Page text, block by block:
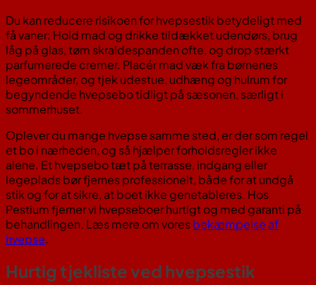
Du kan reducere risikoen for hvepsestik betydeligt med
få vaner: Hold mad og drikke tildækket udendørs, brug
låg på glas, tøm skraldespanden ofte, og drop stærkt
parfumerede cremer. Placér mad væk fra børnenes
legeområder, og tjek udestue, udhæng og hulrum for
begyndende hvepsebo tidligt på sæsonen, særligt i
sommerhuset.
Oplever du mange hvepse samme sted, er der som regel
et bo i nærheden, og så hjælper forholdsregler ikke
alene. Et hvepsebo tæt på terrasse, indgang eller
legeplads bør fjernes professionelt, både for at undgå
stik og for at sikre, at boet ikke genetableres. Hos
Pestium fjerner vi hvepseboer hurtigt og med garanti på
behandlingen. Læs mere om voresbekæmpelse af
hvepse.
Hurtig tjekliste ved hvepsestik